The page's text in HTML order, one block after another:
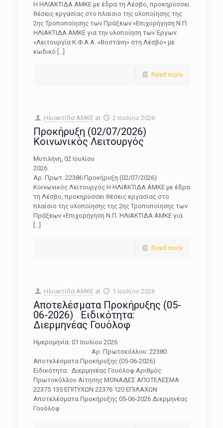
Η ΗΛΙΑΚΤΙΔΑ ΑΜΚΕ με έδρα τη Λέσβο, προκηρύσσει
θέσεις εργασίας στο πλαίσιο της υλοποίησης της
2ης Τροποποίησης των Πράξεων «Επιχορήγηση Ν.Π.
ΗΛΙΑΚΤΙΔΑ ΑΜΚΕ για την υλοποίηση των Έργων:
«Λειτουργία Κ.Φ.Α.Α. «Βοστάνη» στη Λέσβο» με
κωδικό […]
Read more
Ηλιακτίδα ΑΜΚΕ at 2 Ιουλίου 2026
Προκήρυξη (02/07/2026)
Κοινωνικός Λειτουργός
Μυτιλήνη, 02 Ιουλίου
Αρ. Πρωτ. 22386 Προκήρυξη (02/07/2026)
Κοινωνικός Λειτουργός Η ΗΛΙΑΚΤΙΔΑ ΑΜΚΕ με έδρα
τη Λέσβο, προκηρύσσει θέσεις εργασίας στο
πλαίσιο της υλοποίησης της 2ης Τροποποίησης των
Πράξεων «Επιχορήγηση Ν.Π. ΗΛΙΑΚΤΙΔΑ ΑΜΚΕ για
[…]
Read more
Ηλιακτίδα ΑΜΚΕ at 1 Ιουλίου 2026
Αποτελέσματα Προκήρυξης (05-
06-2026) Ειδικότητα:
Διερμηνέας Γουόλοφ
Ημερομηνία: 01 Ιουλίου 2026
Αρ. Πρωτοκόλλου: 22380
Αποτελέσματα Προκήρυξης (05-06-2026)
Ειδικότητα: Διερμηνέας Γουόλοφ Αριθμός
Πρωτοκόλλου Αίτησης ΜΟΝΑΔΕΣ ΑΠΟΤΕΛΕΣΜΑ
22375 135 ΕΠΙΤΥΧΩΝ 22376 120 ΕΠΙΛΑΧΩΝ
Αποτελέσματα Προκήρυξης 05-06-2026 Διερμηνέας
Γουόλοφ.